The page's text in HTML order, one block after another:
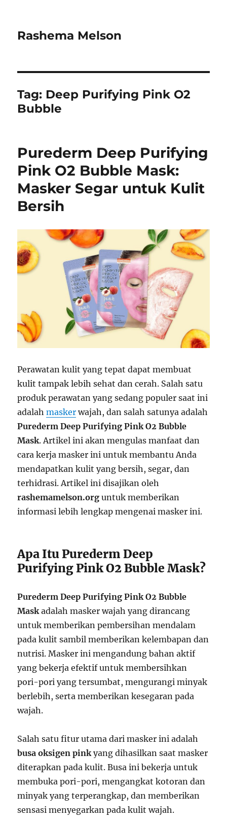
Rashema Melson
Tag: Deep Purifying Pink O2
Bubble
Purederm Deep Purifying
Pink O2 Bubble Mask:
Masker Segar untuk Kulit
Bersih
Perawatan kulit yang tepat dapat membuat
kulit tampak lebih sehat dan cerah. Salah satu
produk perawatan yang sedang populer saat ini
adalahmasker wajah, dan salah satunya adalah
Purederm Deep Purifying Pink O2 Bubble
Mask. Artikel ini akan mengulas manfaat dan
cara kerja masker ini untuk membantu Anda
mendapatkan kulit yang bersih, segar, dan
terhidrasi. Artikel ini disajikan oleh
rashemamelson.org untuk memberikan
informasi lebih lengkap mengenai masker ini.
Apa Itu Purederm Deep
Purifying Pink O2 Bubble Mask?
Purederm Deep Purifying Pink O2 Bubble
Maskadalah masker wajah yang dirancang
untuk memberikan pembersihan mendalam
pada kulit sambil memberikan kelembapan dan
nutrisi. Masker ini mengandung bahan aktif
yang bekerja efektif untuk membersihkan
pori-pori yang tersumbat, mengurangi minyak
berlebih, serta memberikan kesegaran pada
wajah.
Salah satu fitur utama dari masker ini adalah
busa oksigen pinkyang dihasilkan saat masker
diterapkan pada kulit. Busa ini bekerja untuk
membuka pori-pori, mengangkat kotoran dan
minyak yang terperangkap, dan memberikan
sensasi menyegarkan pada kulit wajah.